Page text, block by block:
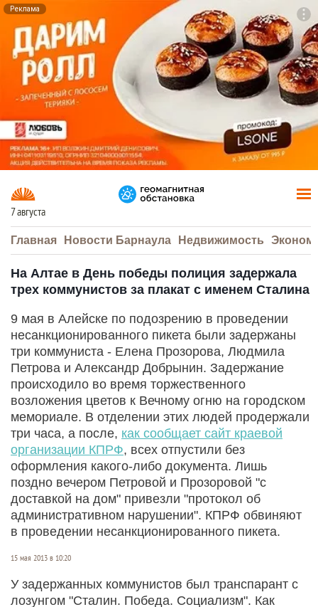
Реклама
7 августа
Главная Новости Барнаула Недвижимость
На Алтае в День победы полиция задержала
трех коммунистов за плакат с именем Сталина
9 мая в Алейске по подозрению в проведении
несанкционированного пикета были задержаны
три коммуниста - Елена Прозорова, Людмила
Петрова и Александр Добрынин. Задержание
происходило во время торжественного
возложения цветов к Вечному огню на городском
мемориале. В отделении этих людей продержали
три часа, а после, как сообщает сайт краевой
организации КПРФ, всех отпустили без
оформления какого-либо документа. Лишь
поздно вечером Петровой и Прозоровой "с
доставкой на дом" привезли "протокол об
административном нарушении". КПРФ обвиняют
в проведении несанкционированного пикета.
15 мая 2013 в 10:20
У задержанных коммунистов был транспарант с
лозунгом "Сталин. Победа. Социализм". Как